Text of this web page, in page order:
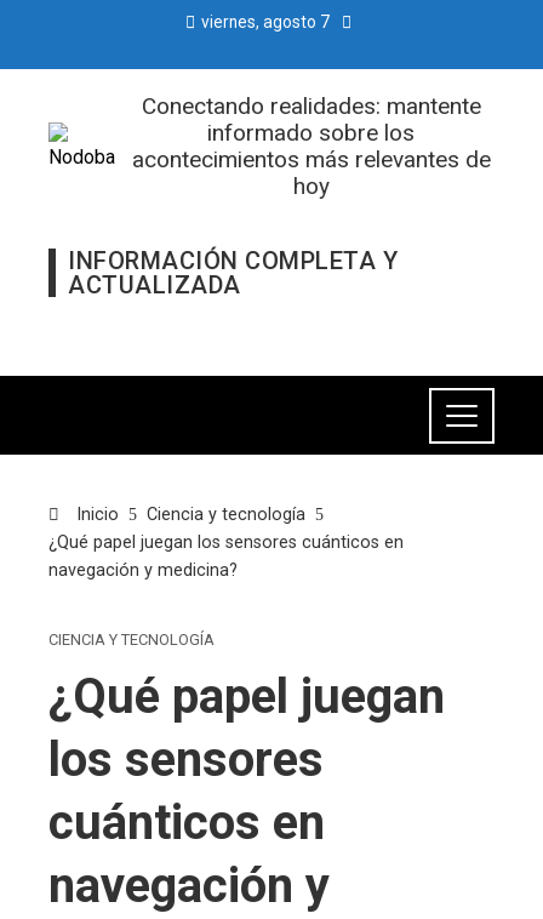
viernes, agosto 7
Conectando realidades: mantente
informado sobre los
acontecimientos más relevantes de
hoy
INFORMACIÓN COMPLETA Y
ACTUALIZADA
Inicio
Ciencia y tecnología
¿Qué papel juegan los sensores cuánticos en
navegación y medicina?
CIENCIA Y TECNOLOGÍA
¿Qué papel juegan
los sensores
cuánticos en
navegación y